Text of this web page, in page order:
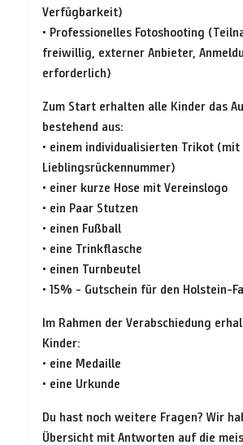
Verfügbarkeit)
• Professionelles Fotoshooting
freiwillig, externer Anbieter,
erforderlich)
Zum Start erhalten alle Kinder das
bestehend aus:
• einem individualisierten Trikot (mit
Lieblingsrückennummer)
• einer kurze Hose mit Vereinslogo
• ein Paar Stutzen
• einen Fußball
• eine Trinkflasche
• einen Turnbeutel
• 15% - Gutschein für den Holstein-
Im Rahmen der Verabschiedung
Kinder:
• eine Medaille
• eine Urkunde
Du hast noch weitere Fragen? Wir
Übersicht mit Antworten auf die